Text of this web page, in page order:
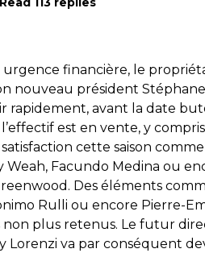
financière, le
nouveau président Stéphane
rapidement, avant la date
est en vente, y
cette saison comme
Weah, Facundo Medina ou
Des éléments
Rulli ou encore Pierre-
non plus retenus. Le futur
Lorenzi va par conséquent